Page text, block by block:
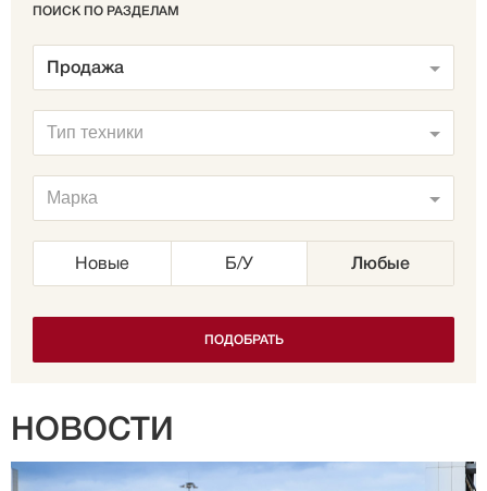
ПОИСК ПО РАЗДЕЛАМ
Продажа
Тип техники
Марка
Новые Б/У Любые
НОВОСТИ